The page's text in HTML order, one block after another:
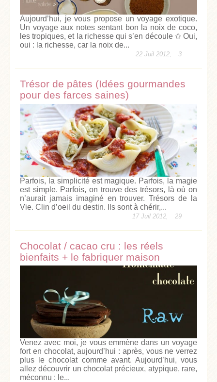
Aujourd’hui, je vous propose un voyage exotique.
Un voyage aux notes sentant bon la noix de coco,
les tropiques, et la richesse qui s’en découle ✩ Oui,
oui : la richesse, car la noix de...
22 Juil 2012, 3
Trésor de pâtes (Idées gourmandes
pour des farces saines)
Parfois, la simplicité est magique. Parfois, la magie
est simple. Parfois, on trouve des trésors, là où on
n’aurait jamais imaginé en trouver. Trésors de la
Vie. Clin d’oeil du destin. Ils sont à chérir,...
17 Juil 2012, 29
Chocolat / cacao cru : les réels
bienfaits + le fabriquer maison
Venez avec moi, je vous emmène dans un voyage
fort en chocolat, aujourd’hui : après, vous ne verrez
plus le chocolat comme avant. Aujourd’hui, vous
allez découvrir un chocolat précieux, atypique, rare,
méconnu : le...